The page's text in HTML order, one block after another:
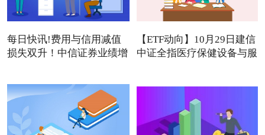
每日快讯!费用与信用减值
损失双升！中信证券业绩增
【ETF动向】10月29日建信
中证全指医疗保健设备与服